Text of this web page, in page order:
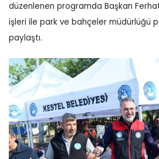
düzenlenen programda Başkan
işleri ile park ve bahçeler müdürlüğü
paylaştı.